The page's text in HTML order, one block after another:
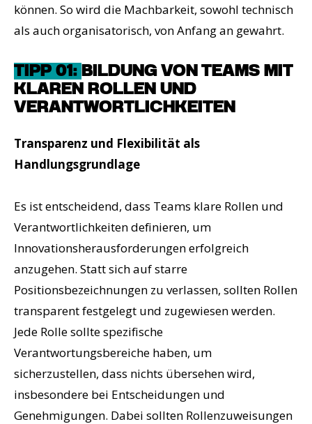
können. So wird die Machbarkeit, sowohl technisch
als auch organisatorisch, von Anfang an gewahrt.
TIPP 01: BILDUNG VON TEAMS MIT
KLAREN ROLLEN UND
VERANTWORTLICHKEITEN
Transparenz und Flexibilität als
Handlungsgrundlage
Es ist entscheidend, dass Teams klare Rollen und
Verantwortlichkeiten definieren, um
Innovationsherausforderungen erfolgreich
anzugehen. Statt sich auf starre
Positionsbezeichnungen zu verlassen, sollten Rollen
transparent festgelegt und zugewiesen werden.
Jede Rolle sollte spezifische
Verantwortungsbereiche haben, um
sicherzustellen, dass nichts übersehen wird,
insbesondere bei Entscheidungen und
Genehmigungen. Dabei sollten Rollenzuweisungen